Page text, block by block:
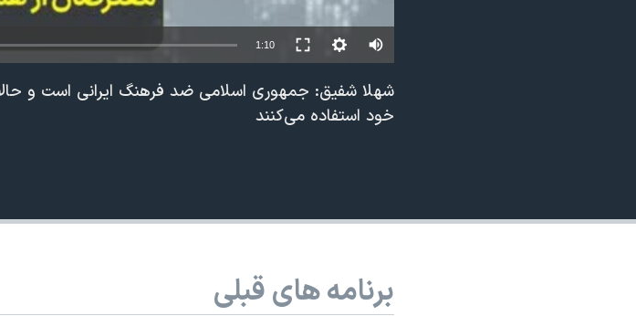
1:10
شهلا شفیق: جمهوری اسلامی ضد فرهنگ ایرانی است و
خود استفاده می‌کنند
برنامه های قبلی